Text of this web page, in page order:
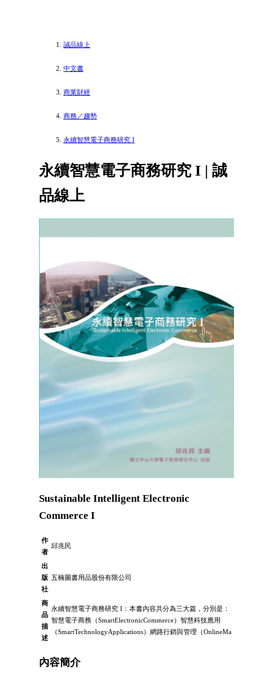
誠品線上
中文書
商業財經
商務／趨勢
永續智慧電子商務研究 I
永續智慧電子商務研究 I | 誠
品線上
Sustainable Intelligent Electronic
Commerce I
作
者
邱兆民
出
版
社
五楠圖書用品股份有限公司
商
品
描
述
永續智慧電子商務研究 I：本書內容共分為三大篇，分別是：
智慧電子商務（SmartElectronicCommerce）智慧科技應用
（SmartTechnologyApplications）網路行銷與管理（OnlineMa
內容簡介